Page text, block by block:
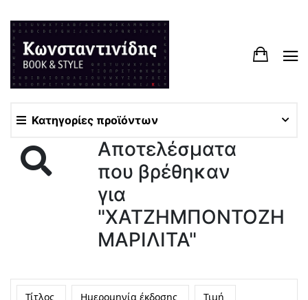
Κατηγορίες προϊόντων
Αποτελέσματα
που βρέθηκαν
για
"ΧΑΤΖΗΜΠΟΝΤΟΖΗ
ΜΑΡΙΛΙΤΑ"
Τίτλος Ημερομηνία έκδοσης Τιμή